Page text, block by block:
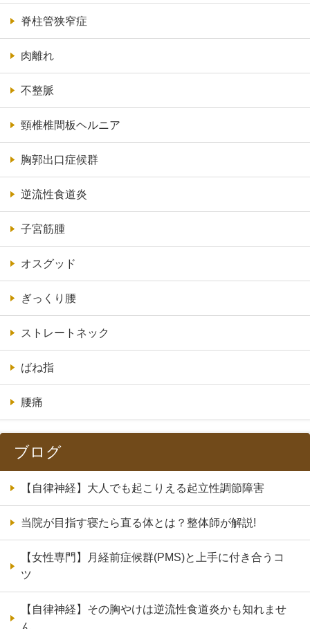
脊柱管狭窄症
肉離れ
不整脈
頸椎椎間板ヘルニア
胸郭出口症候群
逆流性食道炎
子宮筋腫
オスグッド
ぎっくり腰
ストレートネック
ばね指
腰痛
ブログ
【自律神経】大人でも起こりえる起立性調節障害
当院が目指す寝たら直る体とは？整体師が解説!
【女性専門】月経前症候群(PMS)と上手に付き合うコ
ツ
【自律神経】その胸やけは逆流性食道炎かも知れませ